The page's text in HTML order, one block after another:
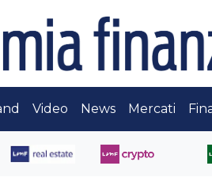
Video News Mercati